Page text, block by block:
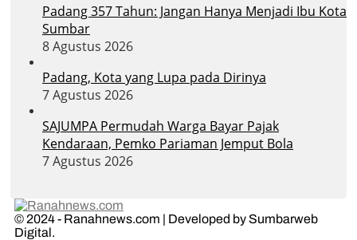
Padang 357 Tahun: Jangan Hanya Menjadi Ibu Kota
Sumbar
8 Agustus 2026
Padang, Kota yang Lupa pada Dirinya
7 Agustus 2026
SAJUMPA Permudah Warga Bayar Pajak
Kendaraan, Pemko Pariaman Jemput Bola
7 Agustus 2026
© 2024 - Ranahnews.com | Developed by Sumbarweb
Digital.